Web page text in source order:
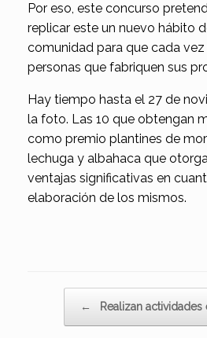
Por eso, este concurso
replicar este un nuevo hábito
comunidad para que cada vez
personas que fabriquen sus
Hay tiempo hasta el 27 de
la foto. Las 10 que obtengan
como premio plantines de
lechuga y albahaca que
ventajas significativas en
elaboración de los mismos.
← Realizan